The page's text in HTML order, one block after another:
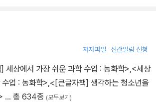
왜 3조각으로 부러질까?, 빙산은 왜 물위에 떠
는 실만으로 얼음을 들 수 있을까? 터지지 않는
들까? 등 발칙한 질문에 대한 답이 펼쳐진다.
아무런 관계가 없으므로 김회 씨의 무죄를 주장
의 기용해 씨를 증인으로 요청합니다. - 본문 중
저자파일 신간알림 신청
세상에서 가장 쉬운 과학 수업 : 농화학> <세상
업 : 농화학> <[큰글자책] 생각하는 청소년을
… 총 634종 (모두보기)